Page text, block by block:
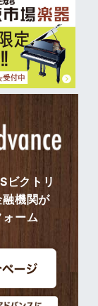
ビクトリ
機関が
ーム